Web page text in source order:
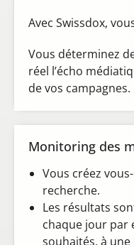
Avec Swissdox,
Vous déterminez
réel l’écho
de vos campagnes.
Monitoring des
Vous créez
recherche.
Les résultats
chaque jour par
souhaités, à